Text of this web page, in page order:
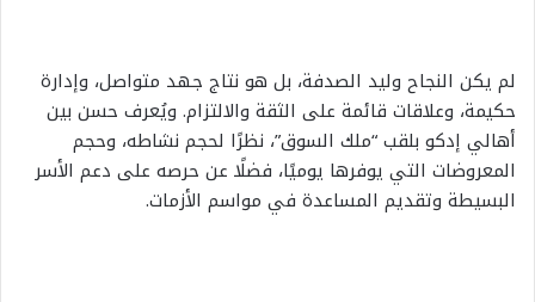
لم يكن النجاح وليد الصدفة، بل هو نتاج جهد متواصل، وإدارة
حكيمة، وعلاقات قائمة على الثقة والالتزام. ويُعرف حسن بين
أهالي إدكو بلقب “ملك السوق”، نظرًا لحجم نشاطه، وحجم
المعروضات التي يوفرها يوميًا، فضلًا عن حرصه على دعم الأسر
البسيطة وتقديم المساعدة في مواسم الأزمات.